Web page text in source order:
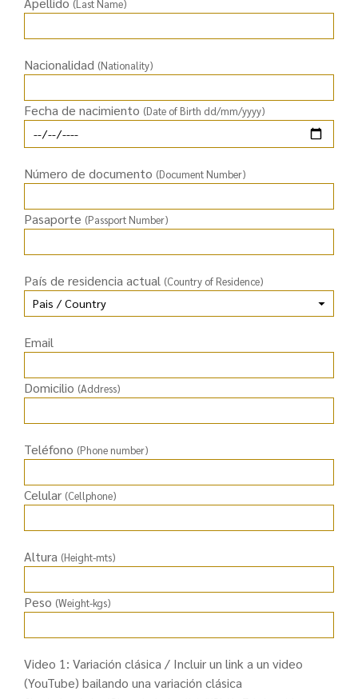
(Last Name)
Nacionalidad (Nationality)
Fecha de nacimiento (Date of Birth dd/mm/yyyy)
Número de documento (Document Number)
Pasaporte (Passport Number)
País de residencia actual (Country of Residence)
Email
Domicilio (Address)
Teléfono (Phone number)
Celular (Cellphone)
Altura (Height-mts)
Peso (Weight-kgs)
Video 1: Variación clásica / Incluir un link a un video
(YouTube) bailando una variación clásica